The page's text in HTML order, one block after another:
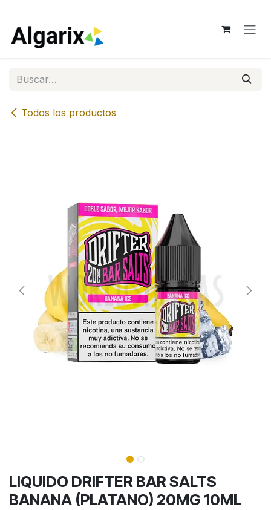
Todos los productos
LIQUIDO DRIFTER BAR SALTS
BANANA (PLATANO) 20MG 10ML